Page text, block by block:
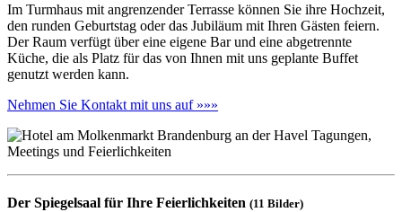
Im Turmhaus mit angrenzender Terrasse können Sie ihre Hochzeit,
den runden Geburtstag oder das Jubiläum mit Ihren Gästen feiern.
Der Raum verfügt über eine eigene Bar und eine abgetrennte
Küche, die als Platz für das von Ihnen mit uns geplante Buffet
genutzt werden kann.
Nehmen Sie Kontakt mit uns auf »»»
Der Spiegelsaal für Ihre Feierlichkeiten (11 Bilder)